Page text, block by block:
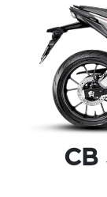
CB